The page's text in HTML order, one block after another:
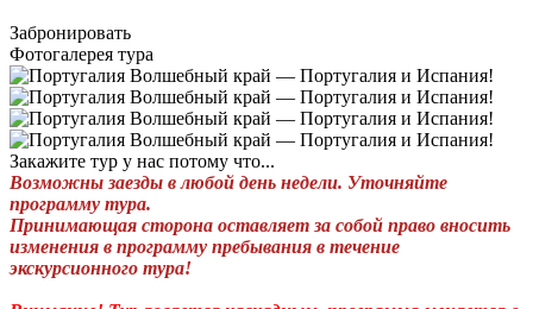
Забронировать
Фотогалерея тура
Закажите тур у нас потому что...
Возможны заезды в любой день недели. Уточняйте
программу тура.
Принимающая сторона оставляет за собой право вносить
изменения в программу пребывания в течение
экскурсионного тура!